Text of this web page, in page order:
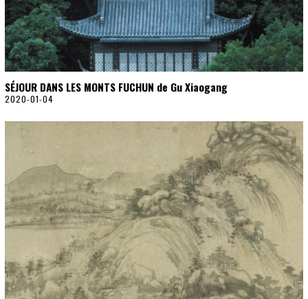
SÉJOUR DANS LES MONTS FUCHUN de Gu Xiaogang
2020-01-04
2
1
2
6